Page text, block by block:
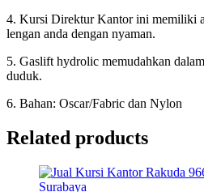
4. Kursi Direktur Kantor ini memiliki
lengan anda dengan nyaman.
5. Gaslift hydrolic memudahkan
duduk.
6. Bahan: Oscar/Fabric dan Nylon
Related products